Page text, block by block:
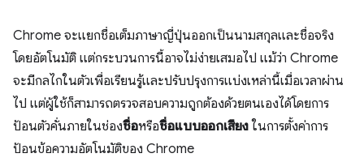
Chrome จะแยกชื่อเต็มภาษาญี่ปุ่นออกเป็นนามสกุลและชื่อจริง
โดยอัตโนมัติ แต่กระบวนการนี้อาจไม่ง่ายเสมอไป แม้ว่า Chrome
จะมีกลไกในตัวเพื่อเรียนรู้และปรับปรุงการแบ่งเหล่านี้เมื่อเวลาผ่าน
ไป แต่ผู้ใช้ก็สามารถตรวจสอบความถูกต้องด้วยตนเองได้โดยการ
ป้อนตัวคั่นภายในช่องชื่อหรือชื่อแบบออกเสียงในการตั้งค่าการ
ป้อนข้อความอัตโนมัติของ Chrome